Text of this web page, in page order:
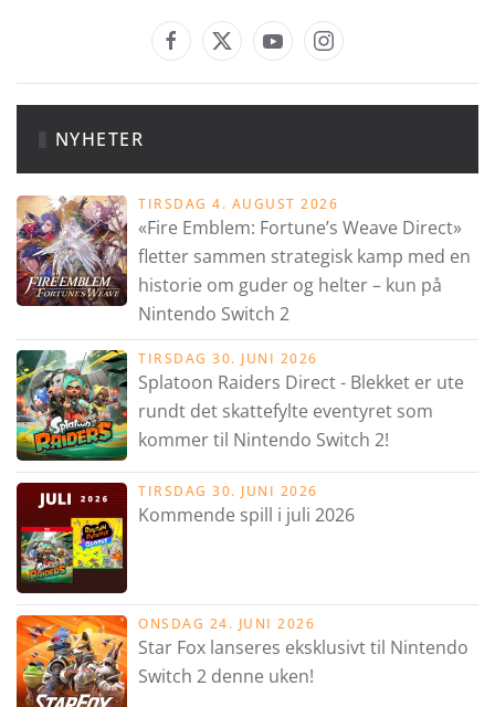
NYHETER
TIRSDAG 4. AUGUST 2026
«Fire Emblem: Fortune’s Weave Direct»
fletter sammen strategisk kamp med en
historie om guder og helter – kun på
Nintendo Switch 2
TIRSDAG 30. JUNI 2026
Splatoon Raiders Direct - Blekket er ute
rundt det skattefylte eventyret som
kommer til Nintendo Switch 2!
TIRSDAG 30. JUNI 2026
Kommende spill i juli 2026
ONSDAG 24. JUNI 2026
Star Fox lanseres eksklusivt til Nintendo
Switch 2 denne uken!